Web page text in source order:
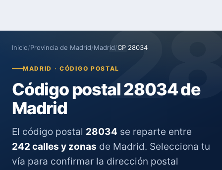
Inicio/Provincia de Madrid/Madrid/CP 28034
MADRID · CÓDIGO POSTAL
Código postal 28034 de
Madrid
El código postal 28034 se reparte entre
242 calles y zonas de Madrid. Selecciona tu
vía para confirmar la dirección postal